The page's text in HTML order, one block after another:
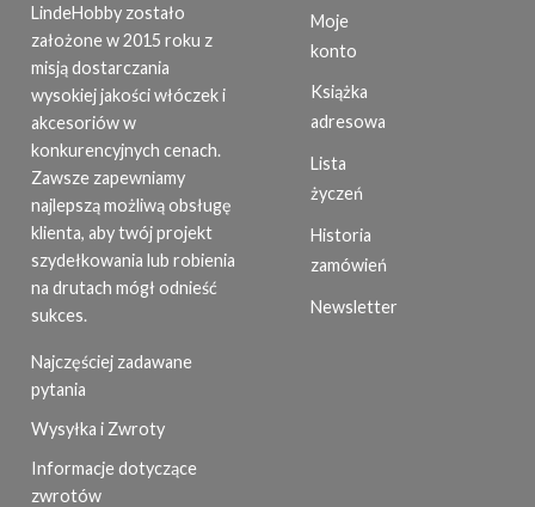
LindeHobby zostało
założone w 2015 roku z
misją dostarczania
wysokiej jakości włóczek i
akcesoriów w
konkurencyjnych cenach.
Zawsze zapewniamy
najlepszą możliwą obsługę
klienta, aby twój projekt
szydełkowania lub robienia
na drutach mógł odnieść
sukces.
Najczęściej zadawane
pytania
Wysyłka i Zwroty
Informacje dotyczące
zwrotów
Moje
konto
Książka
adresowa
Lista
życzeń
Historia
zamówień
Newsletter